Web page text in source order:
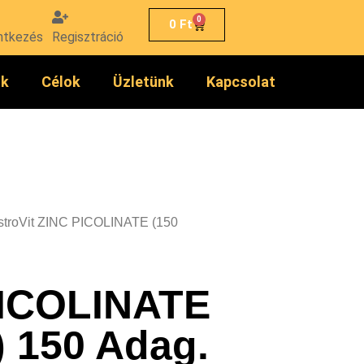
Regisztráció
0 Ft 0
Célok Üzletünk Kapcsolat
ZINC PICOLINATE (150
150 Adag.